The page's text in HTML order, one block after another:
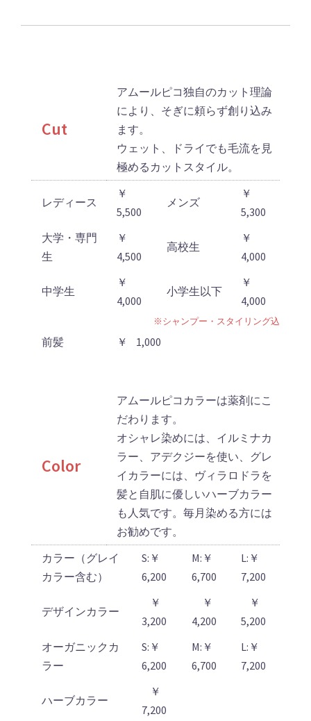
Cut
アムールピコ独自のカット理論
により、そぎに頼らず創り込み
ます。
ウェット、ドライでも毛流を見
極めるカットスタイル。
レディース
￥
5,500
メンズ
￥
5,300
大学・専門
生
￥
4,500
高校生
￥
4,000
中学生
￥
4,000
小学生以下
￥
4,000
※シャンプー・スタイリング込
前髪 ￥ 1,000
Color
アムールピコカラーは薬剤にこ
だわります。
オシャレ染めには、イルミナカ
ラー、アデクジーを使い、グレ
イカラーには、ヴィラロドラを
髪と自肌に優しいハーブカラー
も人気です。毎月染める方には
お勧めです。
カラー（グレイ
カラー含む）
S:￥
6,200
M:￥
6,700
L:￥
7,200
デザインカラー
￥
3,200
￥
4,200
￥
5,200
オーガニックカ
ラー
S:￥
6,200
M:￥
6,700
L:￥
7,200
ハーブカラー
￥
7,200